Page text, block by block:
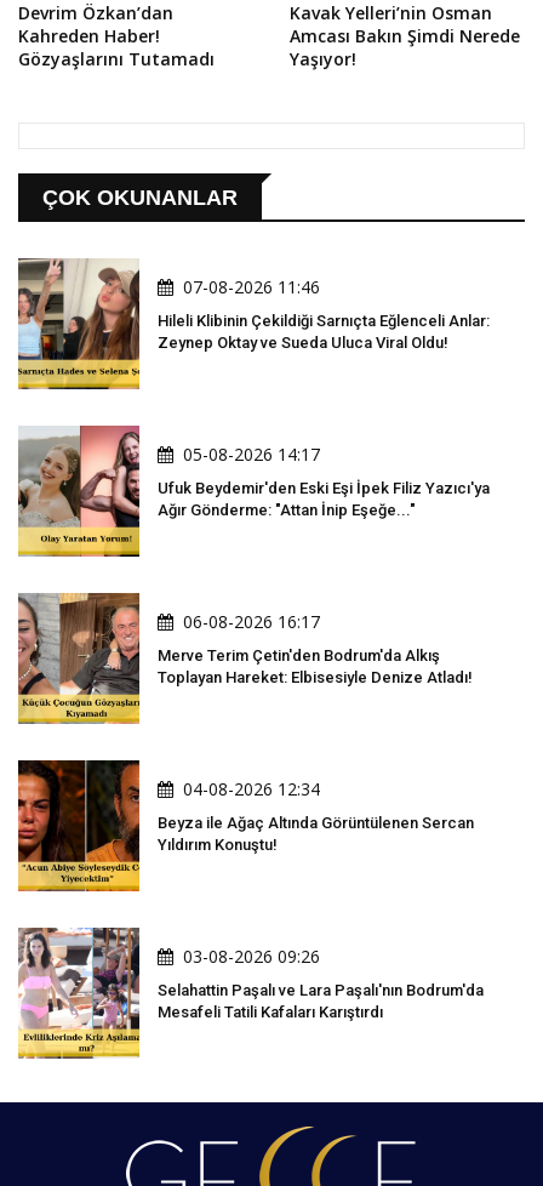
Devrim Özkan’dan
Kahreden Haber!
Gözyaşlarını Tutamadı
Kavak Yelleri’nin Osman
Amcası Bakın Şimdi Nerede
Yaşıyor!
ÇOK OKUNANLAR
07-08-2026 11:46
Hileli Klibinin Çekildiği Sarnıçta Eğlenceli Anlar:
Zeynep Oktay ve Sueda Uluca Viral Oldu!
05-08-2026 14:17
Ufuk Beydemir'den Eski Eşi İpek Filiz Yazıcı'ya
Ağır Gönderme: "Attan İnip Eşeğe..."
06-08-2026 16:17
Merve Terim Çetin'den Bodrum'da Alkış
Toplayan Hareket: Elbisesiyle Denize Atladı!
04-08-2026 12:34
Beyza ile Ağaç Altında Görüntülenen Sercan
Yıldırım Konuştu!
03-08-2026 09:26
Selahattin Paşalı ve Lara Paşalı'nın Bodrum'da
Mesafeli Tatili Kafaları Karıştırdı